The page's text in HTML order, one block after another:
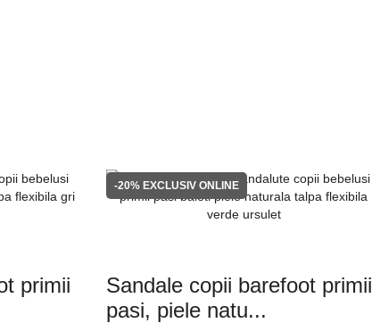
primii
-20% EXCLUSIV ONLINE
Sandale copii barefoot primii
pasi, piele natu...